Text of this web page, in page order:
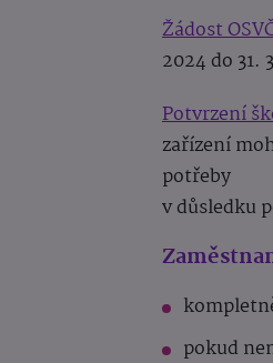
Žádost
2024 do 31.
Potvrzení
zařízení
potřeby
v důsledku
pokud